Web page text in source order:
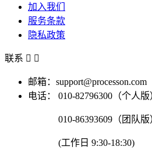
加入我们
服务条款
隐私政策
联系  
邮箱：support@processon.com
电话：
010-82796300（个人版
010-86393609（团队版
(工作日 9:30-18:30)